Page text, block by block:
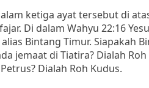
ketiga ayat tersebut di
Di dalam Wahyu 22:16
Bintang Timur. Siapakah
jemaat di Tiatira? Dialah
Dialah Roh Kudus.